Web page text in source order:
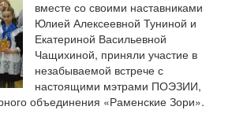
вместе со своими наставниками
Юлией Алексеевной Туниной и
Екатериной Васильевной
Чащихиной, приняли участие в
незабываемой встрече с
настоящими мэтрами ПОЭЗИИ,
объединения «Раменские Зори».